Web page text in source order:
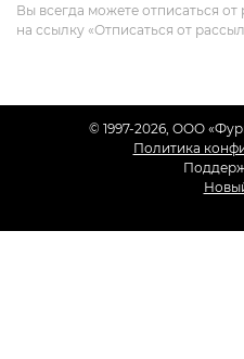
Вы всегда можете отписаться
на ссылку «Отписаться от
© 1997-2026, OOO
Политика